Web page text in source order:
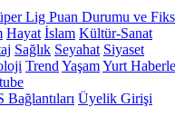
Lig Puan Durumu ve
Hayat İslam Kültür-Sanat
Sağlık Seyahat Siyaset
Trend YaşamYurt
Bağlantıları Üyelik Girişi